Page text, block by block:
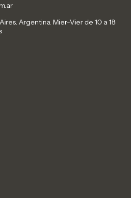
Argentina. Mier-Vier de 10 a 18